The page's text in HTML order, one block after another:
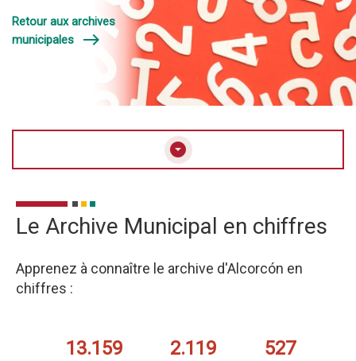
Retour aux archives
municipales
east
arrow_drop_down_circle
Le Archive Municipal en chiffres
Apprenez à connaître le archive d'Alcorcón en
chiffres :
13.159 2.119 527